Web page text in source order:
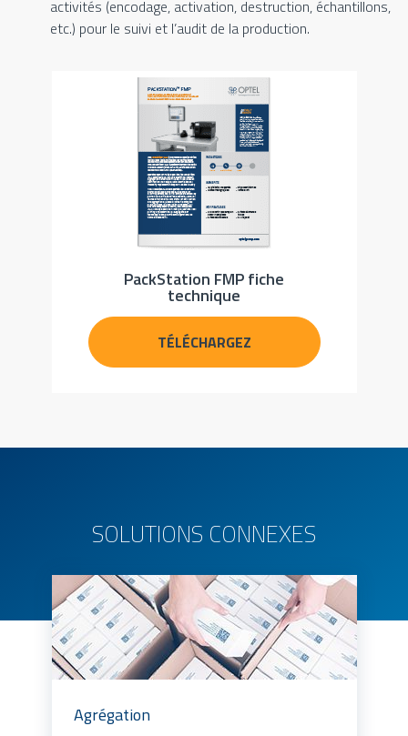
activités (encodage, activation, destruction, échantillons,
etc.) pour le suivi et l’audit de la production.
PackStation FMP fiche
technique
TÉLÉCHARGEZ
SOLUTIONS CONNEXES
Agrégation